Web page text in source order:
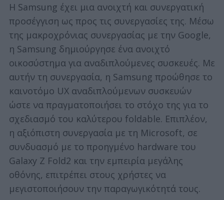
Η Samsung έχει μια ανοιχτή και συνεργατική
προσέγγιση ως προς τις συνεργασίες της. Μέσω
της μακροχρόνιας συνεργασίας με την Google,
η Samsung δημιούργησε ένα ανοιχτό
οικοσύστημα για αναδιπλούμενες συσκευές. Με
αυτήν τη συνεργασία, η Samsung προώθησε το
καινοτόμο UX αναδιπλούμενων συσκευών
ώστε να πραγματοποιήσει το στόχο της για το
σχεδιασμό του καλύτερου foldable. Επιπλέον,
η αξιόπιστη συνεργασία με τη Microsoft, σε
συνδυασμό με το προηγμένο hardware του
Galaxy Z Fold2 και την εμπειρία μεγάλης
οθόνης, επιτρέπει στους χρήστες να
μεγιστοποιήσουν την παραγωγικότητά τους.